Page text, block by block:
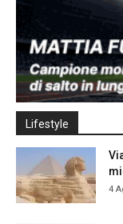
Lifestyle
4